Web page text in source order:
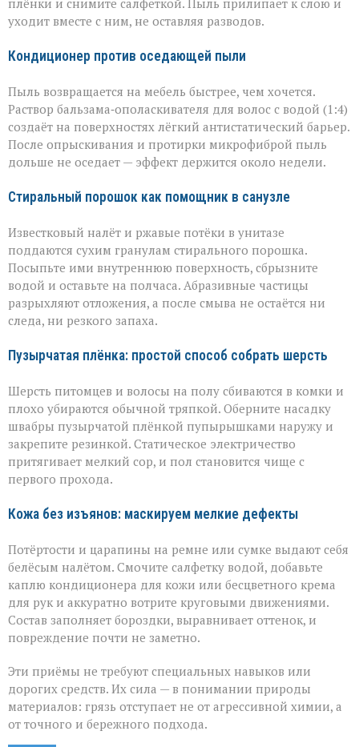
плёнки и снимите салфеткой. Пыль прилипает к слою и
уходит вместе с ним, не оставляя разводов.
Кондиционер против оседающей пыли
Пыль возвращается на мебель быстрее, чем хочется.
Раствор бальзама‑ополаскивателя для волос с водой (1:4)
создаёт на поверхностях лёгкий антистатический барьер.
После опрыскивания и протирки микрофиброй пыль
дольше не оседает — эффект держится около недели.
Стиральный порошок как помощник в санузле
Известковый налёт и ржавые потёки в унитазе
поддаются сухим гранулам стирального порошка.
Посыпьте ими внутреннюю поверхность, сбрызните
водой и оставьте на полчаса. Абразивные частицы
разрыхляют отложения, а после смыва не остаётся ни
следа, ни резкого запаха.
Пузырчатая плёнка: простой способ собрать шерсть
Шерсть питомцев и волосы на полу сбиваются в комки и
плохо убираются обычной тряпкой. Оберните насадку
швабры пузырчатой плёнкой пупырышками наружу и
закрепите резинкой. Статическое электричество
притягивает мелкий сор, и пол становится чище с
первого прохода.
Кожа без изъянов: маскируем мелкие дефекты
Потёртости и царапины на ремне или сумке выдают себя
белёсым налётом. Смочите салфетку водой, добавьте
каплю кондиционера для кожи или бесцветного крема
для рук и аккуратно вотрите круговыми движениями.
Состав заполняет бороздки, выравнивает оттенок, и
повреждение почти не заметно.
Эти приёмы не требуют специальных навыков или
дорогих средств. Их сила — в понимании природы
материалов: грязь отступает не от агрессивной химии, а
от точного и бережного подхода.